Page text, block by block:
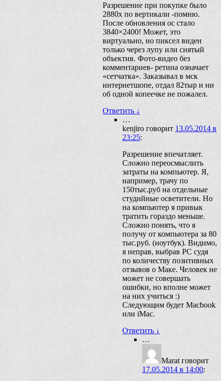
Разрешение при покупке было
2880х по вертикали -помню.
После обновления ос стало
3840×2400! Может, это
виртуально, но пиксел виден
только через лупу или снятый
объектив. Фото-видео без
комментариев- ретина означает
«сетчатка». Заказывал в мск
интернетшопе, отдал 82тыр и ни
об одной копеечке не пожалел.
Ответить ↓
…
kenjiro говорит 13.05.2014 в
23:25:
Разрешение впечатляет.
Сложно переосмыслить
затраты на компьютер. Я,
например, трачу по
150тыс.руб на отдельные
студийные осветители. Но
на компьютер я привык
тратить гораздо меньше.
Сложно понять, что я
получу от компьютера за 80
тыс.руб. (ноутбук). Видимо,
я неправ, выбрав PC судя
по количеству позитивных
отзывов о Маке. Человек не
может не совершать
ошибки, но вполне может
на них учиться :)
Следующим будет Macbook
или iMac.
Ответить ↓
…
Marat говорит
17.05.2014 в 14:00: